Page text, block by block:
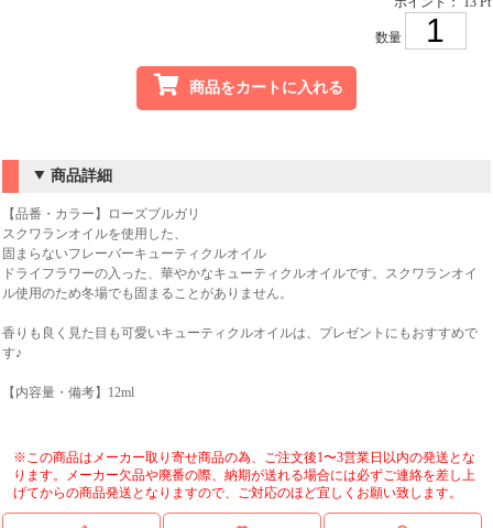
数量
商品をカートに入れる
商品詳細
【品番・カラー】ローズブルガリ
スクワランオイルを使用した、
固まらないフレーバーキューティクルオイル
ドライフラワーの入った、華やかなキューティクルオイルです。スクワランオイ
ル使用のため冬場でも固まることがありません。
香りも良く見た目も可愛いキューティクルオイルは、プレゼントにもおすすめで
す♪
【内容量・備考】12ml
※この商品はメーカー取り寄せ商品の為、ご注文後1〜3営業日以内の発送とな
ります。メーカー欠品や廃番の際、納期が送れる場合には必ずご連絡を差し上
げてからの商品発送となりますので、ご対応のほど宜しくお願い致します。